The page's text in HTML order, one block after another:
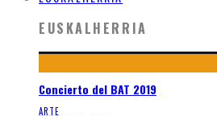
EUSKALHERRIA
Concierto del BAT 2019
ARTE